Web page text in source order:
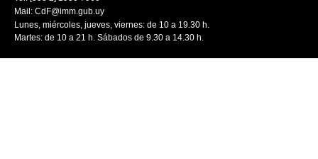
Mail: CdF@imm.gub.uy
Lunes, miércoles, jueves, viernes: de 10 a 19.30 h.
Martes: de 10 a 21 h. Sábados de 9.30 a 14.30 h.